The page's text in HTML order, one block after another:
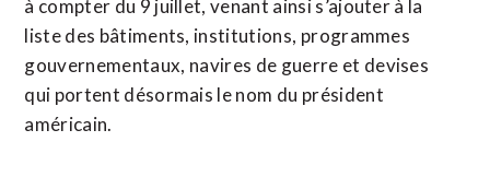
à compter du ​9 juillet, venant ainsi s’ajouter à la
liste des bâtiments, institutions, ⁠programmes
gouvernementaux, ⁠navires de guerre et devises
qui portent désormais le nom ⁠du président
américain.